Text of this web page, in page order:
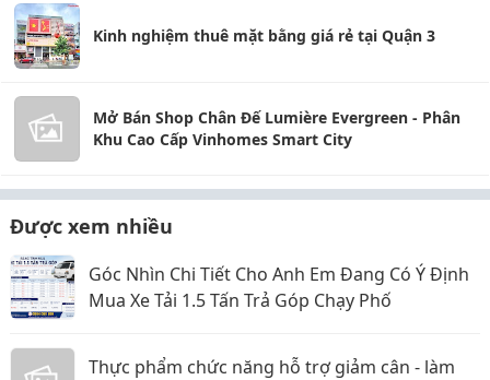
Kinh nghiệm thuê mặt bằng giá rẻ tại Quận 3
Mở Bán Shop Chân Đế Lumière Evergreen - Phân
Khu Cao Cấp Vinhomes Smart City
Được xem nhiều
Góc Nhìn Chi Tiết Cho Anh Em Đang Có Ý Định
Mua Xe Tải 1.5 Tấn Trả Góp Chạy Phố
Thực phẩm chức năng hỗ trợ giảm cân - làm